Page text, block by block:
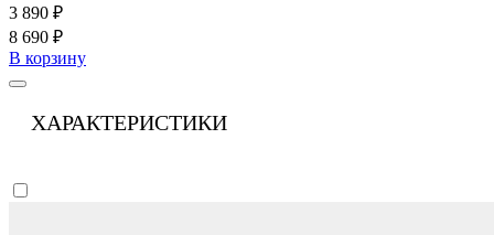
3 890 ₽
8 690 ₽
В корзину
ХАРАКТЕРИСТИКИ